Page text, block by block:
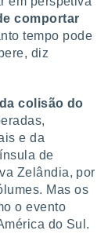
comportar
tempo pode
diz
colisão do
e da
de
Zelândia, por
Mas os
o evento
do Sul.